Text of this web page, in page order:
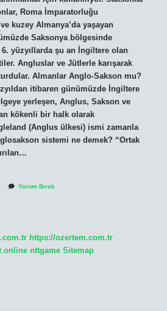
Roma İmparatorluğu
kuzey Almanya’da yaşayan
Saksonya bölgesinde
6. yüzyıllarda şu an İngiltere olan
Angluslar ve Jütlerle karışarak
Almanlar Anglo-Sakson mu?
itibaren günümüzde İngiltere
yerleşen, Anglus, Sakson ve
kökenli bir halk olarak
(Anglus ülkesi) ismi zamanla
sistemi ne demek? “Ortak
Yorum Bırak
https://ozertem.com.tr
online nttgame Sitemap